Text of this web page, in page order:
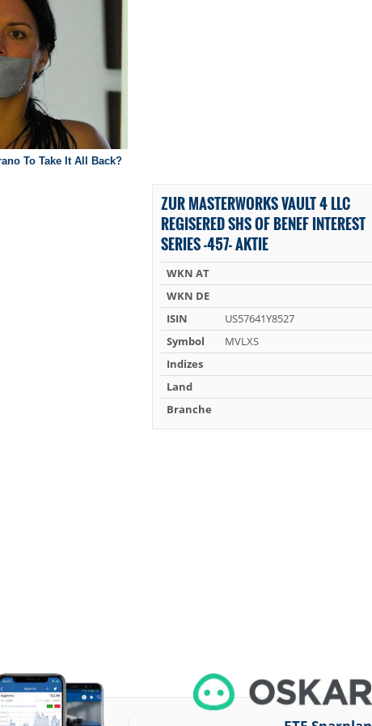
ZUR MASTERWORKS VAULT 4 LLC
REGISERED SHS OF BENEF INTEREST
SERIES -457- AKTIE
WKN AT
WKN DE
ISIN
US57641Y8527
Symbol
MVLXS
Indizes
Land
Branche